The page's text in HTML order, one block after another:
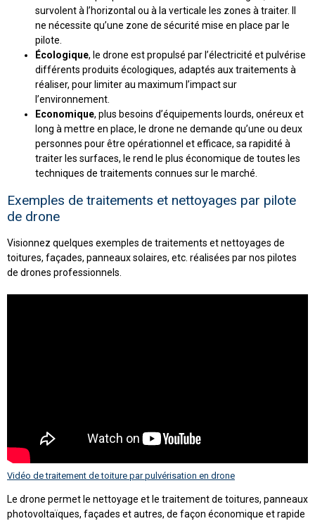
survolent à l’horizontal ou à la verticale les zones à traiter. Il
ne nécessite qu’une zone de sécurité mise en place par le
pilote.
Écologique, le drone est propulsé par l’électricité et pulvérise
différents produits écologiques, adaptés aux traitements à
réaliser, pour limiter au maximum l’impact sur
l’environnement.
Economique, plus besoins d’équipements lourds, onéreux et
long à mettre en place, le drone ne demande qu’une ou deux
personnes pour être opérationnel et efficace, sa rapidité à
traiter les surfaces, le rend le plus économique de toutes les
techniques de traitements connues sur le marché.
Exemples de traitements et nettoyages par pilote
de drone
Visionnez quelques exemples de traitements et nettoyages de
toitures, façades, panneaux solaires, etc. réalisées par nos pilotes
de drones professionnels.
Vidéo de traitement de toiture par pulvérisation en drone
Le drone permet le nettoyage et le traitement de toitures, panneaux
photovoltaïques, façades et autres, de façon économique et rapide